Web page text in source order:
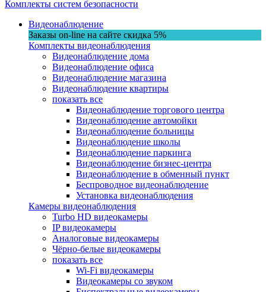
Комплекты систем безопасности
Видеонаблюдение
Заказы on-line на сaйте скидка 5%
Комплекты видеонаблюдения
Видеонаблюдение дома
Видеонаблюдение офиса
Видеонаблюдение магазина
Видеонаблюдение квартиры
показать все
Видеонаблюдение торгового центра
Видеонаблюдение автомойки
Видеонаблюдение больницы
Видеонаблюдение школы
Видеонаблюдение паркинга
Видеонаблюдение бизнес-центра
Видеонаблюдение в обменный пункт
Беспроводное видеонаблюдение
Установка видеонаблюдения
Камеры видеонаблюдения
Turbo HD видеокамеры
IP видеокамеры
Аналоговые видеокамеры
Чёрно-белые видеокамеры
показать все
Wi-Fi видеокамеры
Видеокамеры со звуком